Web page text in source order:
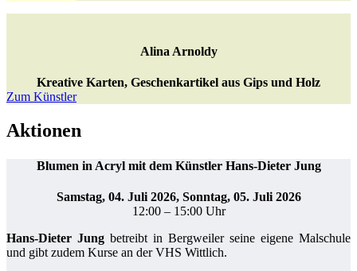
Alina Arnoldy
Kreative Karten, Geschenkartikel aus Gips und Holz
Zum Künstler
Aktionen
Blumen in Acryl mit dem Künstler Hans-Dieter Jung
Samstag, 04. Juli 2026, Sonntag, 05. Juli 2026
12:00 – 15:00 Uhr
Hans-Dieter Jung betreibt in Bergweiler seine eigene Malschule
und gibt zudem Kurse an der VHS Wittlich.